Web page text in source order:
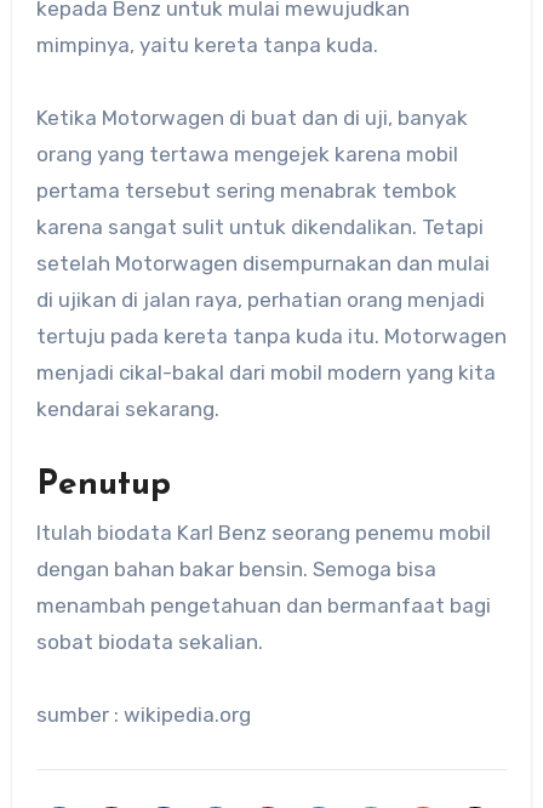
kepada Benz untuk mulai mewujudkan
mimpinya, yaitu kereta tanpa kuda.
Ketika Motorwagen di buat dan di uji, banyak
orang yang tertawa mengejek karena mobil
pertama tersebut sering menabrak tembok
karena sangat sulit untuk dikendalikan. Tetapi
setelah Motorwagen disempurnakan dan mulai
di ujikan di jalan raya, perhatian orang menjadi
tertuju pada kereta tanpa kuda itu. Motorwagen
menjadi cikal-bakal dari mobil modern yang kita
kendarai sekarang.
Penutup
Itulah biodata Karl Benz seorang penemu mobil
dengan bahan bakar bensin. Semoga bisa
menambah pengetahuan dan bermanfaat bagi
sobat biodata sekalian.
sumber : wikipedia.org